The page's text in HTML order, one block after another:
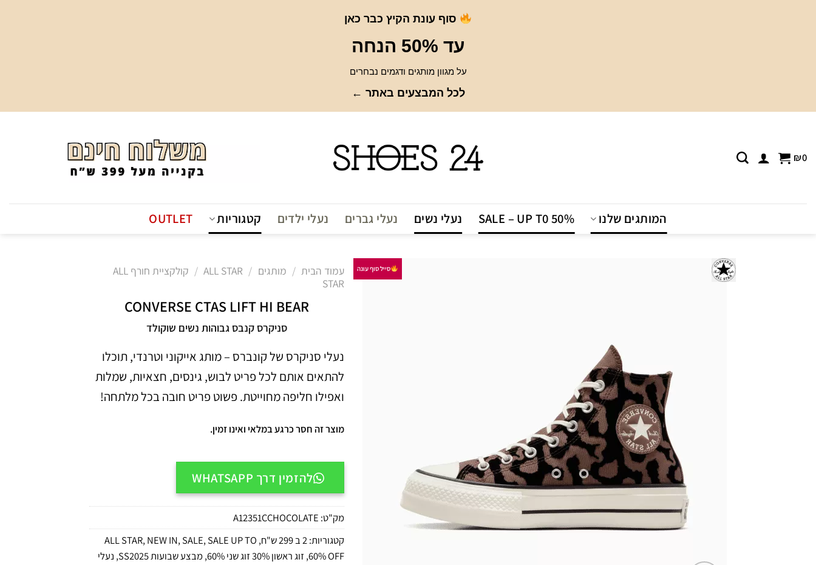
סוף עונת הקיץ כבר כאן
עד 50% הנחה
על מגוון מותגים ודגמים נבחרים
לכל המבצעים באתר ←
₪0
המותגים שלנו SALE – UP T0 50% נעלי נשים נעלי גברים נעלי ילדים קטגוריות OUTLET
סייל סוף עונה עמוד הבית / מותגים /
ALL STAR
/
קולקציית חורף ALL
STAR
CONVERSE CTAS LIFT HI BEAR
סניקרס קנבס גבוהות נשים שוקולד
נעלי סניקרס של קונברס – מותג אייקוני וטרנדי, תוכלו
להתאים אותם לכל פריט לבוש, גינסים, חצאיות, שמלות
ואפילו חליפה מחוייטת. פשוט פריט חובה בכל מלתחה!
מוצר זה חסר כרגע במלאי ואינו זמין.
להזמין דרך WHATSAPP
מק"ט: A12351CCHOCOLATE
קטגוריות:2 ב 299 ש"ח ,
ALL STAR, NEW IN, SALE, SALE UP TO
60% OFF
, זוג ראשון 30% זוג שני 60% ,מבצע שבועות SS2025 , נעלי